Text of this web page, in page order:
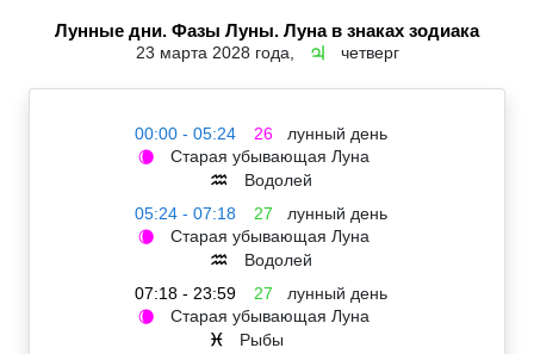
Лунные дни. Фазы Луны. Луна в знаках зодиака
23 марта 2028 года, ♃ четверг
00:00 - 05:24 26 лунный день
🌘 Старая убывающая Луна
♒
Водолей
05:24 - 07:18
27 лунный день
🌘 Старая убывающая Луна
♒
Водолей
07:18 - 23:59
27 лунный день
🌘 Старая убывающая Луна
♓ Рыбы